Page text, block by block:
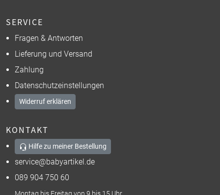
SERVICE
Fragen & Antworten
Lieferung und Versand
Zahlung
Datenschutzeinstellungen
Widerruf erklären
KONTAKT
Hilfe zu meiner Bestellung
service@babyartikel.de
089 904 750 60